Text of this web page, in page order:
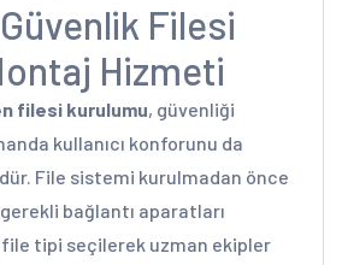
Filesi
Hizmeti
filesi kurulumu, güvenliği
kullanıcı konforunu da
File sistemi kurulmadan önce
bağlantı aparatları
tipi seçilerek uzman ekipler